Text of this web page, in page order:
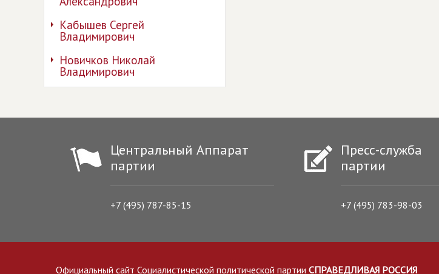
Кабышев Сергей
Владимирович
Новичков Николай
Владимирович
Центральный Аппарат
партии
+7 (495) 787-85-15
Пресс-служба
партии
+7 (495) 783-98-03
Официальный сайт Социалистической политической партии СПРАВЕДЛИВАЯ РОССИЯ